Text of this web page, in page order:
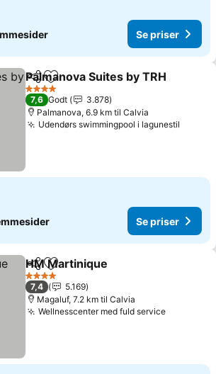
Se priser
Del Føj til favoritter
Palmanova Suites by TRH
4 Stjerner
7,6 Godt
3.878
Palmanova, 6.9 km til Calvia
Udendørs swimmingpool i lagunestil
Se priser
Del Føj til favoritter
HM Martinique
4 Stjerner
7,4
5.169
Magaluf, 7.2 km til Calvia
Wellnesscenter med fuld serviceSe priser